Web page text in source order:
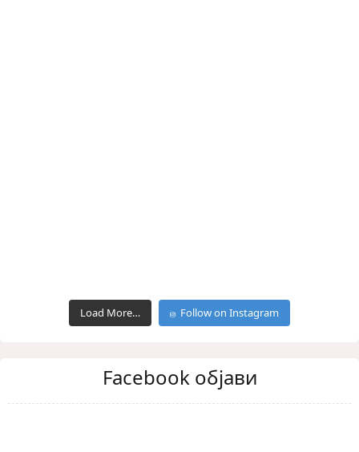
Load More… Follow on Instagram
Facebook објави